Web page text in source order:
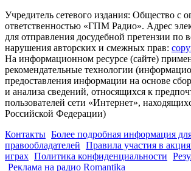
Учредитель сетевого издания: Общество с
ответственностью «ГПМ Радио». Адрес
для отправления досудебной претензии по
нарушения авторских и смежных прав:
На информационном ресурсе (сайте)
рекомендательные технологии
предоставления информации на основе
и анализа сведений, относящихся к
пользователей сети «Интернет»,
Российской Федерации)
Контакты Более подробная информация
правообладателей Правила участия в
играх Политика конфиденциальности
Реклама на радио Romantika